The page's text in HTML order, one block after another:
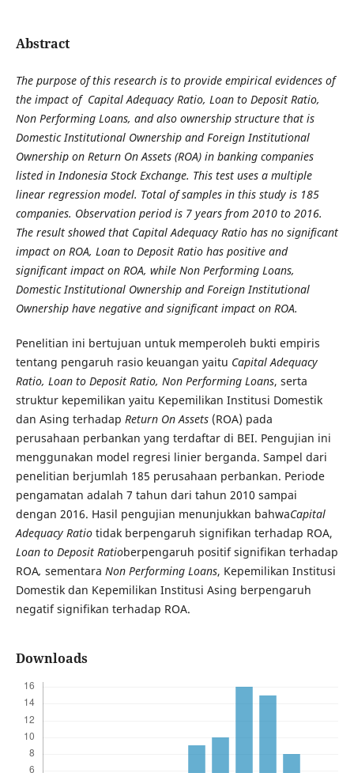
Abstract
The purpose of this research is to provide empirical evidences of
the impact of Capital Adequacy Ratio, Loan to Deposit Ratio,
Non Performing Loans, and also ownership structure that is
Domestic Institutional Ownership and Foreign Institutional
Ownership on Return On Assets (ROA) in banking companies
listed in Indonesia Stock Exchange. This test uses a multiple
linear regression model. Total of samples in this study is 185
companies. Observation period is 7 years from 2010 to 2016.
The result showed that Capital Adequacy Ratio has no significant
impact on ROA, Loan to Deposit Ratio has positive and
significant impact on ROA, while Non Performing Loans,
Domestic Institutional Ownership and Foreign Institutional
Ownership have negative and significant impact on ROA.
Penelitian ini bertujuan untuk memperoleh bukti empiris
tentang pengaruh rasio keuangan yaitu Capital Adequacy
Ratio, Loan to Deposit Ratio, Non Performing Loans, serta
struktur kepemilikan yaitu Kepemilikan Institusi Domestik
dan Asing terhadap Return On Assets (ROA) pada
perusahaan perbankan yang terdaftar di BEI. Pengujian ini
menggunakan model regresi linier berganda. Sampel dari
penelitian berjumlah 185 perusahaan perbankan. Periode
pengamatan adalah 7 tahun dari tahun 2010 sampai
dengan 2016. Hasil pengujian menunjukkan bahwaCapital
Adequacy Ratio tidak berpengaruh signifikan terhadap ROA,
Loan to Deposit Ratioberpengaruh positif signifikan terhadap
ROA, sementara Non Performing Loans, Kepemilikan Institusi
Domestik dan Kepemilikan Institusi Asing berpengaruh
negatif signifikan terhadap ROA.
Downloads